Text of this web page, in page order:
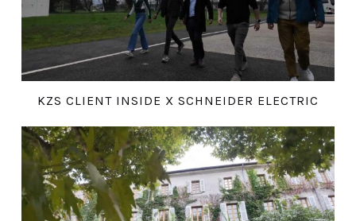
KZS CLIENT INSIDE X SCHNEIDER ELECTRIC